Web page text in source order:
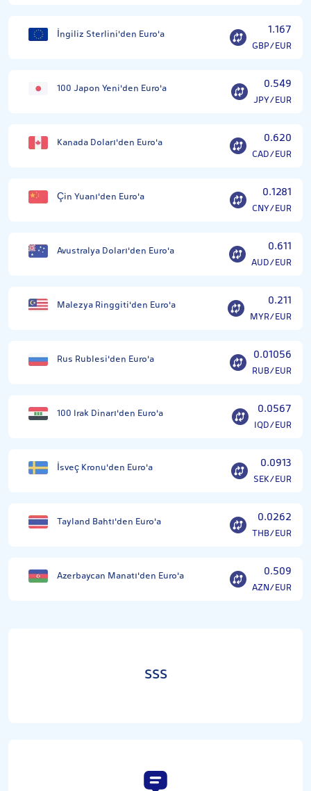
İngiliz Sterlini'den Euro'a 1.167
GBP/EUR
100 Japon Yeni'den Euro'a 0.549
JPY/EUR
Kanada Doları'den Euro'a 0.620
CAD/EUR
Çin Yuanı'den Euro'a 0.1281
CNY/EUR
Avustralya Doları'den Euro'a 0.611
AUD/EUR
Malezya Ringgiti'den Euro'a 0.211
MYR/EUR
Rus Rublesi'den Euro'a 0.01056
RUB/EUR
100 Irak Dinarı'den Euro'a 0.0567
IQD/EUR
İsveç Kronu'den Euro'a 0.0913
SEK/EUR
Tayland Bahtı'den Euro'a 0.0262
THB/EUR
Azerbaycan Manatı'den Euro'a 0.509
AZN/EUR
SSS